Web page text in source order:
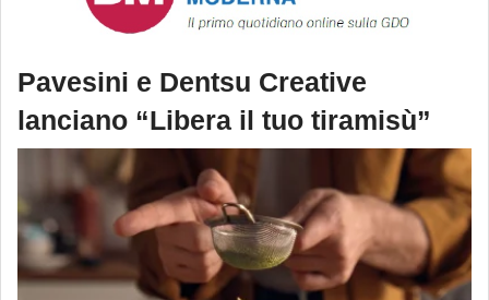
Pavesini e Dentsu Creative
lanciano “Libera il tuo tiramisù”